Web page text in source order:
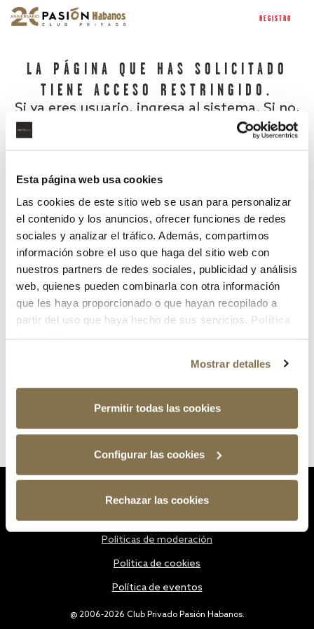
Esta página web usa cookies
Las cookies de este sitio web se usan para personalizar
el contenido y los anuncios, ofrecer funciones de redes
sociales y analizar el tráfico. Además, compartimos
información sobre el uso que haga del sitio web con
nuestros partners de redes sociales, publicidad y análisis
web, quienes pueden combinarla con otra información
que les haya proporcionado o que hayan recopilado a
partir del uso que haya hecho de sus servicios. Política
Mostrar detalles
Permitir todas las cookies
Configurar las cookies
Rechazar las cookies
REGISTRO
LA PÁGINA QUE HAS SOLICITADO
TIENE ACCESO RESTRINGIDO.
Si ya eres usuario, ingresa al sistema. Si no,
¿Has olvidado tu contraseña?
@ 2006-2026 Club Privado Pasión Habanos.
Políticas de moderación
Política de cookies
Política de eventos